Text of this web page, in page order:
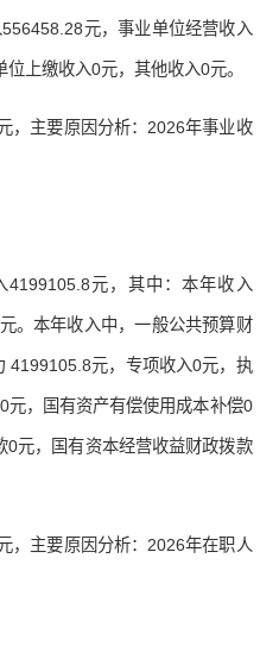
元，事业单位经营收入
上缴收入0元，其他收入0元。
，主要原因分析：2026年事业收
4199105.8元，其中：本年收入
。本年收入中，一般公共预算财
4199105.8元，专项收入0元，执
元，国有资产有偿使用成本补偿0
元，国有资本经营收益财政拨款
，主要原因分析：2026年在职人